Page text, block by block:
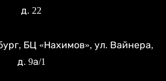
д. 22
, БЦ «Нахимов», ул. Вайнера,
д. 9а/1